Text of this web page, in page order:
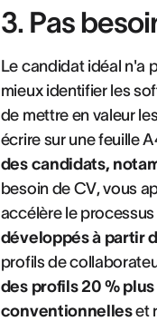
3. Pas
Le candidat idéal n'a
mieux identifier les
de mettre en valeur
écrire sur une feuille
des candidats,
besoin de CV, vous
accélère le processus
développés à partir
profils de
des profils 20 %
conventionnelleset